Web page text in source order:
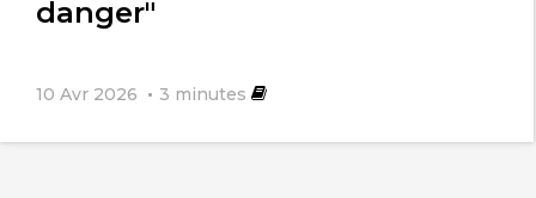
danger"
10 Avr 2026 3 minutes